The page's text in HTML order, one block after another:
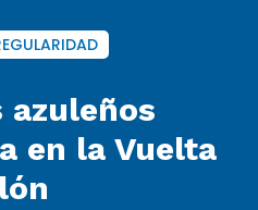
azuleños
en la Vuelta